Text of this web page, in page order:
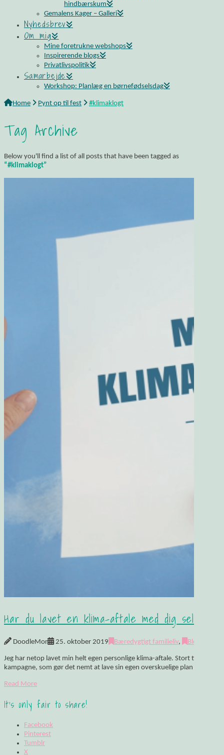
hindbærskum
Gemalens Kager – Galleri
Nyhedsbrev
Om mig
Mine foretrukne webshops
Inspirerende blogs
Privatlivspolitik
Samarbejde
Workshop: Planlæg en børnefødselsdag
Home Pynt op til fest #klimaklogt
Tag Archive
Below you'll find a list of all posts that have been tagged as
“#klimaklogt”
Har du lavet en klima-aftale med dig selv?
DoodleMor 25. oktober 2019 Bæredygtigt familieliv, Blogindlæg
Jeg har netop lavet min helt egen personlige klima-aftale. Stort tillykke
kampagne, som gør det nemt at lave sin egen overskuelige plan for,
Read More
It's only fair to share!
Facebook
Pinterest
Tumblr
X